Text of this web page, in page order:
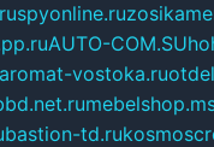
spyonline.ru
AUTO-COM.SU
aromat-vostoka.ru
bastion-td.ru